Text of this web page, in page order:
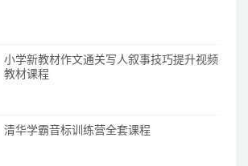
小学新教材作文通关写人叙事技巧提升视频
教材课程
清华学霸音标训练营全套课程